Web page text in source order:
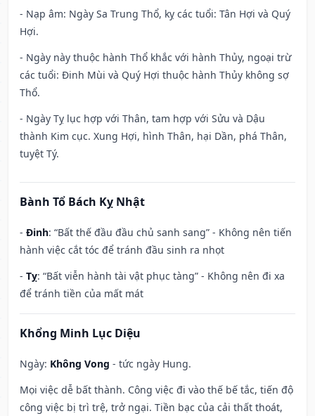
- Nạp âm: Ngày Sa Trung Thổ, kỵ các tuổi: Tân Hợi và Quý
Hợi.
- Ngày này thuộc hành Thổ khắc với hành Thủy, ngoại trừ
các tuổi: Đinh Mùi và Quý Hợi thuộc hành Thủy không sợ
Thổ.
- Ngày Tỵ lục hợp với Thân, tam hợp với Sửu và Dậu
thành Kim cục. Xung Hợi, hình Thân, hại Dần, phá Thân,
tuyệt Tý.
Bành Tổ Bách Kỵ Nhật
- Đinh: “Bất thế đầu đầu chủ sanh sang” - Không nên tiến
hành việc cắt tóc để tránh đầu sinh ra nhọt
- Tỵ: “Bất viễn hành tài vật phục tàng” - Không nên đi xa
để tránh tiền của mất mát
Khổng Minh Lục Diệu
Ngày: Không Vong - tức ngày Hung.
Mọi việc dễ bất thành. Công việc đi vào thế bế tắc, tiến độ
công việc bị trì trệ, trở ngại. Tiền bạc của cải thất thoát,